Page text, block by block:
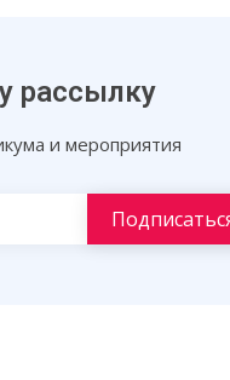
рассылку
и мероприятия